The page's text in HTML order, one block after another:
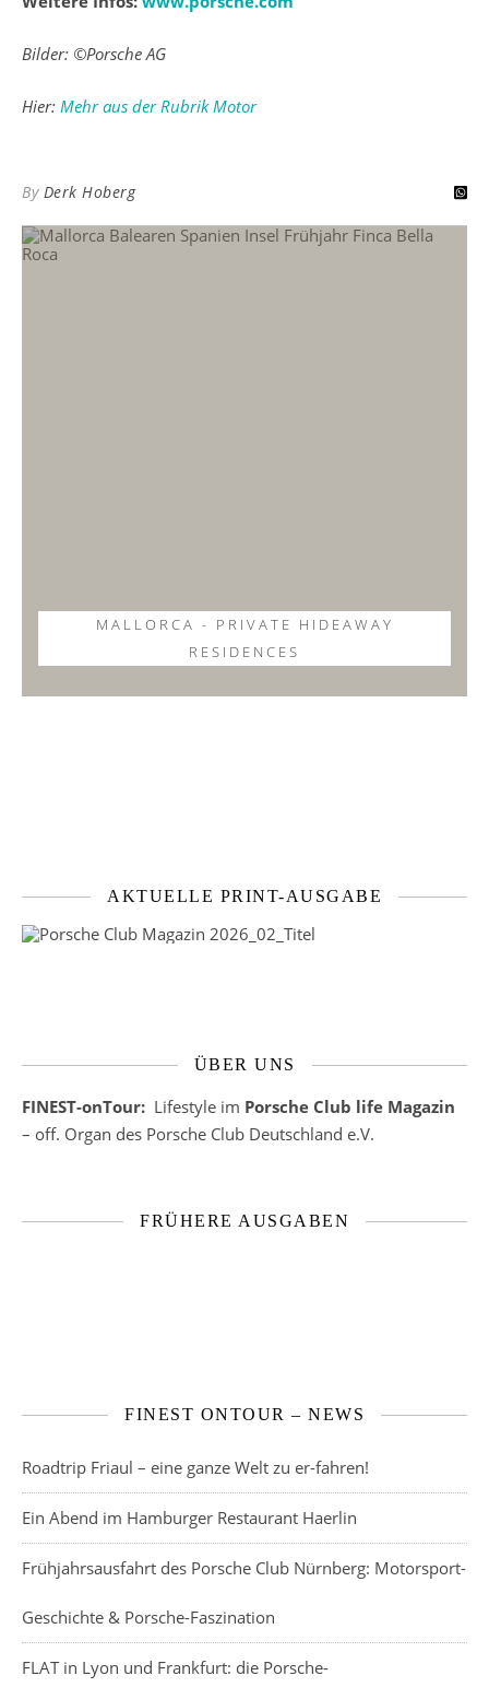
Bilder: ©Porsche AG
Hier: Mehr aus der Rubrik Motor
By Derk Hoberg
MALLORCA - PRIVATE HIDEAWAY
RESIDENCES
AKTUELLE PRINT-AUSGABE
ÜBER UNS
FINEST-onTour: Lifestyle im Porsche Club life Magazin
– off. Organ des Porsche Club Deutschland e.V.
FRÜHERE AUSGABEN
FINEST ONTOUR – NEWS
Roadtrip Friaul – eine ganze Welt zu er-fahren!
Ein Abend im Hamburger Restaurant Haerlin
Frühjahrsausfahrt des Porsche Club Nürnberg: Motorsport-
Geschichte & Porsche-Faszination
FLAT in Lyon und Frankfurt: die Porsche-